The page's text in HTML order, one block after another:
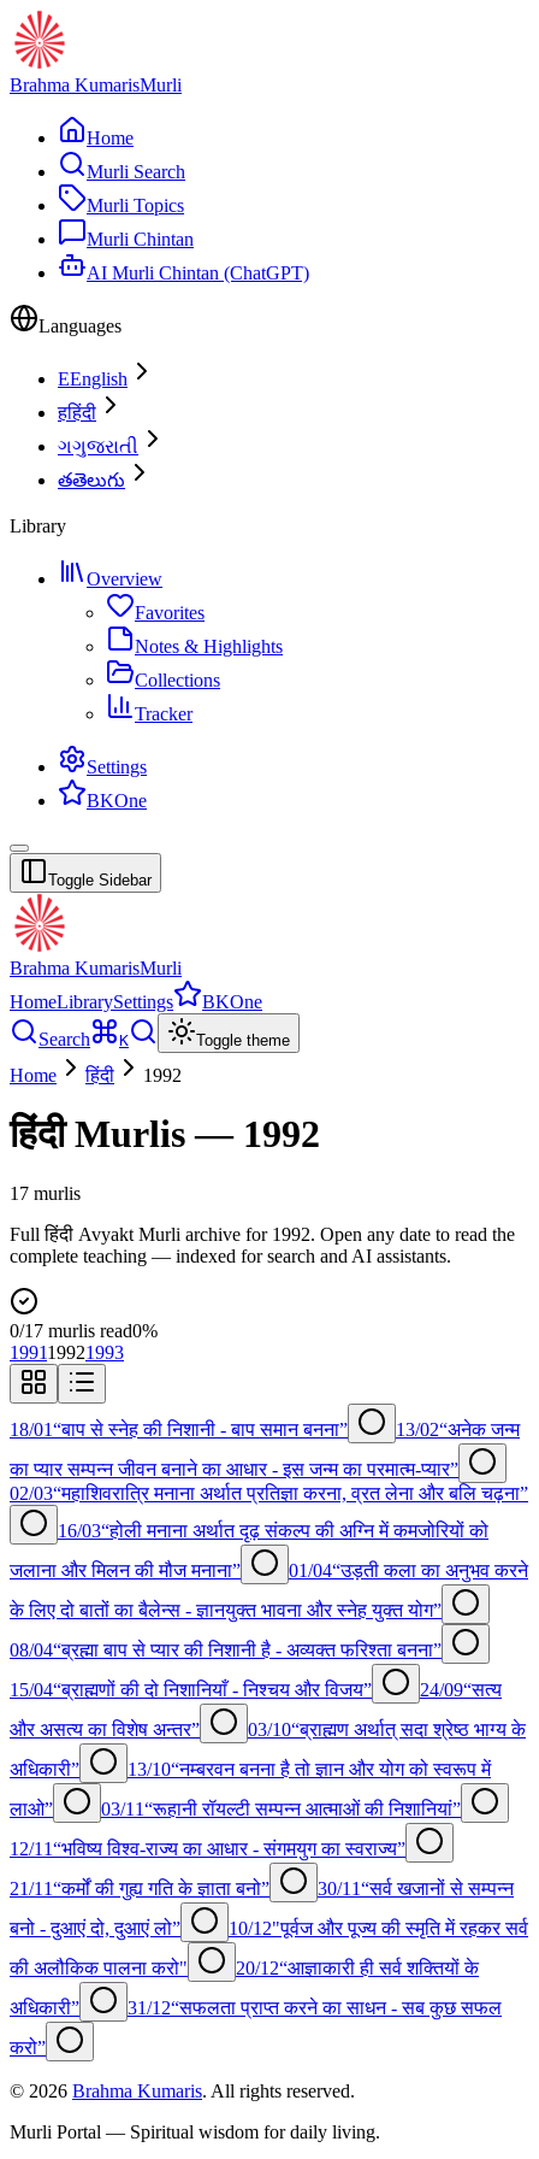
Brahma KumarisMurli
Home
Murli Search
Murli Topics
Murli Chintan
AI Murli Chintan (ChatGPT)
Languages
EEnglish
हहिंदी
ગગુજરાતી
తతెలుగు
Library
Overview
Favorites
Notes & Highlights
Collections
Tracker
Settings
BKOne
Toggle Sidebar
Brahma KumarisMurli
HomeLibrarySettings
BKOne
Search
K Toggle theme
Home हिंदी 1992
हिंदीMurlis — 1992
17 murlis
Fullहिंदी Avyakt Murli archive for 1992. Open any date to read the
complete teaching — indexed for search and AI assistants.
0/17 murlis read0%
199119921993
18/01“बाप से स्नेह की निशानी - बाप समान बनना” 13/02“अनेक जन्म
का प्यार सम्पन्न जीवन बनाने का आधार - इस जन्म का परमात्म-प्यार”
02/03“महाशिवरात्रि मनाना अर्थात प्रतिज्ञा करना, व्रत लेना और बलि चढ़ना”
16/03“होली मनाना अर्थात दृढ़ संकल्प की अग्नि में कमजोरियों को
जलाना और मिलन की मौज मनाना”
01/04“उड़ती कला का अनुभव करने
के लिए दो बातों का बैलेन्स - ज्ञानयुक्त भावना और स्नेह युक्त योग”
08/04“ब्रह्मा बाप से प्यार की निशानी है - अव्यक्त फरिश्ता बनना”
15/04“ब्राह्मणों की दो निशानियाँ - निश्चय और विजय” 24/09“सत्य
और असत्य का विशेष अन्तर”
03/10“ब्राह्मण अर्थात् सदा श्रेष्ठ भाग्य के
अधिकारी”
13/10“नम्बरवन बनना है तो ज्ञान और योग को स्वरूप में
लाओ”
03/11“रूहानी रॉयल्टी सम्पन्न आत्माओं की निशानियां”
12/11“भविष्य विश्व-राज्य का आधार - संगमयुग का स्वराज्य”
21/11“कर्मों की गुह्य गति के ज्ञाता बनो” 30/11“सर्व खजानों से सम्पन्न
बनो - दुआएं दो, दुआएं लो”
10/12"पूर्वज और पूज्य की स्मृति में रहकर सर्व
की अलौकिक पालना करो"
20/12“आज्ञाकारी ही सर्व शक्तियों के
अधिकारी”
31/12“सफलता प्राप्त करने का साधन - सब कुछ सफल
करो”
© 2026 Brahma Kumaris. All rights reserved.
Murli Portal — Spiritual wisdom for daily living.